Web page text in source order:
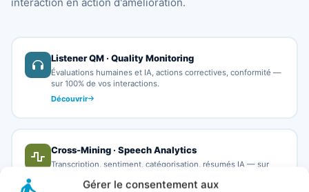
Gérer le consentement aux
Listener QM · Quality Monitoring
Évaluations humaines et IA, actions correctives, conformité —
sur 100% de vos interactions.
Découvrir
Cross-Mining · Speech Analytics
Transcription, sentiment, catégorisation, résumés IA — sur